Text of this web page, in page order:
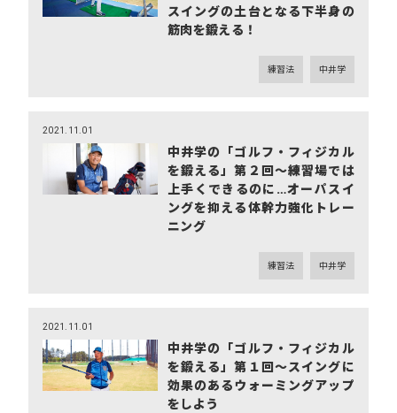
スイングの土台となる下半身の
筋肉を鍛える！
練習法 中井学
2021.11.01
中井学の「ゴルフ・フィジカル
を鍛える」第２回～練習場では
上手くできるのに…オーパスイ
ングを抑える体幹力強化トレー
ニング
練習法 中井学
2021.11.01
中井学の「ゴルフ・フィジカル
を鍛える」第１回～スイングに
効果のあるウォーミングアップ
をしよう